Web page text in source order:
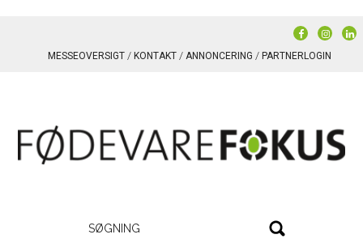
MESSEOVERSIGT KONTAKT ANNONCERING PARTNERLOGIN